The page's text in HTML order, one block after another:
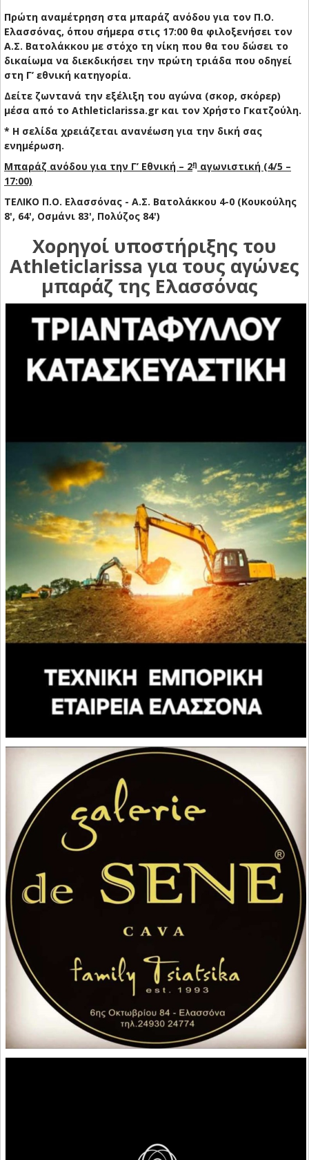
Πρώτη αναμέτρηση στα μπαράζ ανόδου για τον Π.Ο.
Ελασσόνας, όπου σήμερα στις 17:00 θα φιλοξενήσει τον
Α.Σ. Βατολάκκου με στόχο τη νίκη που θα του δώσει το
δικαίωμα να διεκδικήσει την πρώτη τριάδα που οδηγεί
στη Γ’ εθνική κατηγορία.
Δείτε ζωντανά την εξέλιξη του αγώνα (σκορ, σκόρερ)
μέσα από το Athleticlarissa.gr και τον Χρήστο Γκατζούλη.
* H σελίδα χρειάζεται ανανέωση για την δική σας
ενημέρωση.
Μπαράζ ανόδου για την Γ’ Εθνική – 2η αγωνιστική (4/5 –
17:00)
ΤΕΛΙΚΟ Π.Ο. Ελασσόνας - Α.Σ. Βατολάκκου 4-0 (Κουκούλης
8', 64', Οσμάνι 83', Πολύζος 84')
Χορηγοί υποστήριξης του
Athleticlarissa για τους αγώνες
μπαράζ της Ελασσόνας